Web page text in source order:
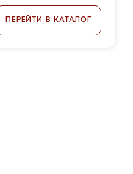
ПЕРЕЙТИ В КАТАЛОГ